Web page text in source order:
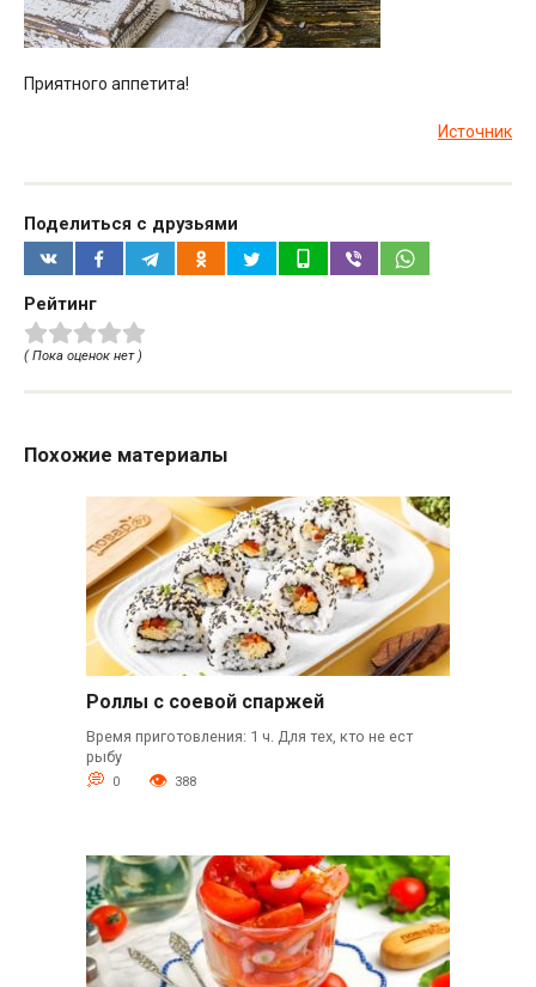
Приятного аппетита!
Источник
Поделиться с друзьями
Рейтинг
( Пока оценок нет )
Похожие материалы
Роллы с соевой спаржей
Время приготовления: 1 ч. Для тех, кто не ест
рыбу
0 388